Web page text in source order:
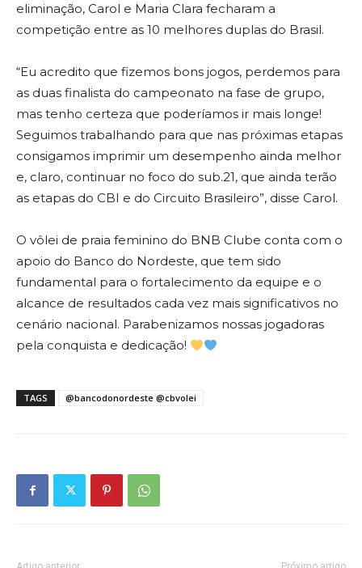
eliminação, Carol e Maria Clara fecharam a
competição entre as 10 melhores duplas do Brasil.
“Eu acredito que fizemos bons jogos, perdemos para
as duas finalista do campeonato na fase de grupo,
mas tenho certeza que poderíamos ir mais longe!
Seguimos trabalhando para que nas próximas etapas
consigamos imprimir um desempenho ainda melhor
e, claro, continuar no foco do sub.21, que ainda terão
as etapas do CBI e do Circuito Brasileiro”, disse Carol.
O vôlei de praia feminino do BNB Clube conta com o
apoio do Banco do Nordeste, que tem sido
fundamental para o fortalecimento da equipe e o
alcance de resultados cada vez mais significativos no
cenário nacional. Parabenizamos nossas jogadoras
pela conquista e dedicação!
TAGS @bancodonordeste @cbvolei